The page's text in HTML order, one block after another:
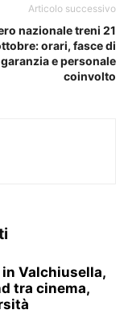
Articolo successivo
nazionale treni 21
orari, fasce di
garanzia e personale
coinvolto
Valchiusella,
tra cinema,